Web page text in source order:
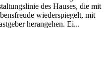
des Hauses, die mit
wiederspiegelt, mit
herangehen. Ei...